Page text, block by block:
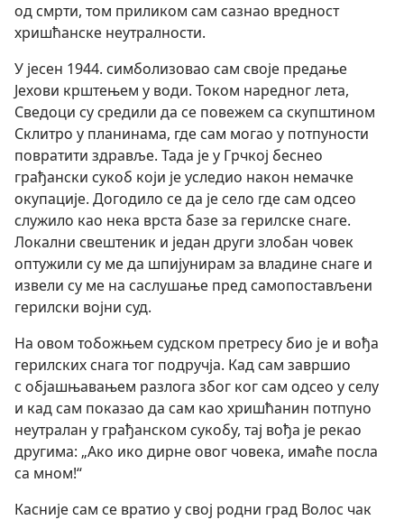
од смрти, том приликом сам сазнао вредност
хришћанске неутралности.
У јесен 1944. симболизовао сам своје предање
Јехови крштењем у води. Током наредног лета,
Сведоци су средили да се повежем са скупштином
Склитро у планинама, где сам могао у потпуности
повратити здравље. Тада је у Грчкој беснео
грађански сукоб који је уследио након немачке
окупације. Догодило се да је село где сам одсео
служило као нека врста базе за герилске снаге.
Локални свештеник и један други злобан човек
оптужили су ме да шпијунирам за владине снаге и
извели су ме на саслушање пред самопостављени
герилски војни суд.
На овом тобожњем судском претресу био је и вођа
герилских снага тог подручја. Кад сам завршио
с објашњавањем разлога због ког сам одсео у селу
и кад сам показао да сам као хришћанин потпуно
неутралан у грађанском сукобу, тај вођа је рекао
другима: „Ако ико дирне овог човека, имаће посла
са мном!“
Касније сам се вратио у свој родни град Волос чак